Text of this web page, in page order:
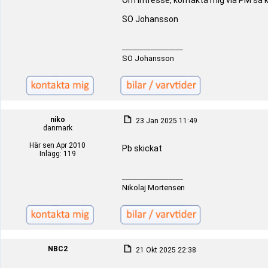
SO Johansson
SO Johansson
niko
danmark
Här sen Apr 2010
Inlägg: 119
23 Jan 2025 11:49
Pb skickat
Nikolaj Mortensen
NBC2 21 Okt 2025 22:38